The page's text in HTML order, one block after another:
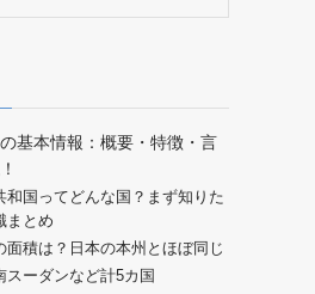
基本情報：概要・特徴・言
和国ってどんな国？まず知りた
まとめ
面積は？日本の本州とほぼ同じ
スーダンなど計5カ国